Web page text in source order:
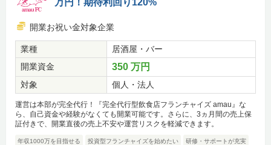
万円！期待利回り120%
開業お祝い金対象企業
業種
居酒屋・バー
開業資金
350 万円
対象 個人・法人
運営は本部が完全代行！『完全代行型飲食店フランチャイズ amau』な
ら、自己資金や経験がなくても開業可能です。さらに、3ヵ月間の売上保
証付きで、開業直後の売上不安や運営リスクを軽減できます。
年収1000万を目指せる 投資型フランチャイズを始めたい 研修・サポートが充実